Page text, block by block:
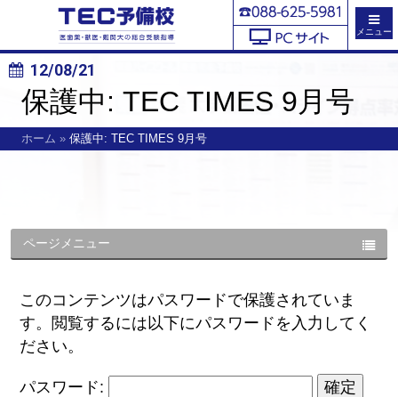
メニュー
12/08/21
保護中: TEC TIMES 9月号
ホーム » 保護中: TEC TIMES 9月号
ページメニュー
このコンテンツはパスワードで保護されていま
す。閲覧するには以下にパスワードを入力してく
ださい。
パスワード: